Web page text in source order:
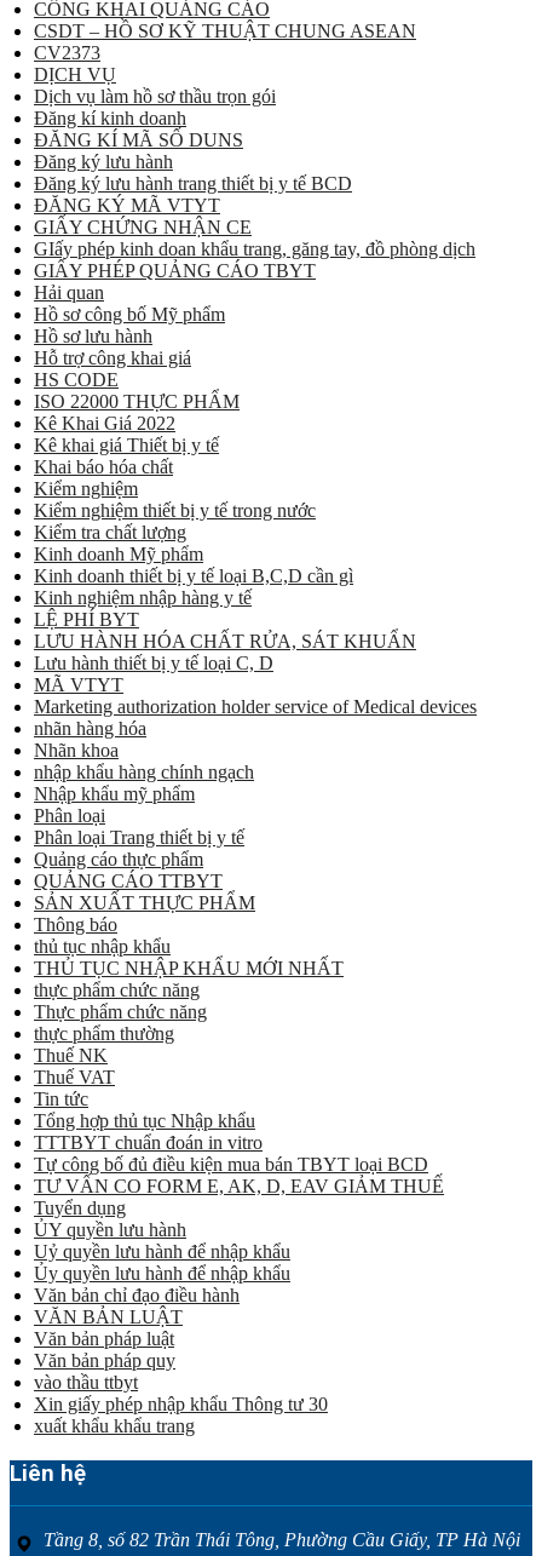
CÔNG KHAI QUẢNG CÁO
CSDT – HỒ SƠ KỸ THUẬT CHUNG ASEAN
CV2373
DỊCH VỤ
Dịch vụ làm hồ sơ thầu trọn gói
Đăng kí kinh doanh
ĐĂNG KÍ MÃ SỐ DUNS
Đăng ký lưu hành
Đăng ký lưu hành trang thiết bị y tế BCD
ĐĂNG KÝ MÃ VTYT
GIẤY CHỨNG NHẬN CE
GIấy phép kinh doan khẩu trang, găng tay, đồ phòng dịch
GIẤY PHÉP QUẢNG CÁO TBYT
Hải quan
Hồ sơ công bố Mỹ phẩm
Hồ sơ lưu hành
Hỗ trợ công khai giá
HS CODE
ISO 22000 THỰC PHẨM
Kê Khai Giá 2022
Kê khai giá Thiết bị y tế
Khai báo hóa chất
Kiểm nghiệm
Kiểm nghiệm thiết bị y tế trong nước
Kiểm tra chất lượng
Kinh doanh Mỹ phẩm
Kinh doanh thiết bị y tế loại B,C,D cần gì
Kinh nghiệm nhập hàng y tế
LỆ PHÍ BYT
LƯU HÀNH HÓA CHẤT RỬA, SÁT KHUẨN
Lưu hành thiết bị y tế loại C, D
MÃ VTYT
Marketing authorization holder service of Medical devices
nhãn hàng hóa
Nhãn khoa
nhập khẩu hàng chính ngạch
Nhập khẩu mỹ phẩm
Phân loại
Phân loại Trang thiết bị y tế
Quảng cáo thực phẩm
QUẢNG CÁO TTBYT
SẢN XUẤT THỰC PHẨM
Thông báo
thủ tục nhập khẩu
THỦ TỤC NHẬP KHẨU MỚI NHẤT
thực phẩm chức năng
Thực phẩm chức năng
thực phẩm thường
Thuế NK
Thuế VAT
Tin tức
Tổng hợp thủ tục Nhập khẩu
TTTBYT chuẩn đoán in vitro
Tự công bố đủ điều kiện mua bán TBYT loại BCD
TƯ VẤN CO FORM E, AK, D, EAV GIẢM THUẾ
Tuyển dụng
ỦY quyền lưu hành
Uỷ quyền lưu hành để nhập khẩu
Ủy quyền lưu hành để nhập khẩu
Văn bản chỉ đạo điều hành
VĂN BẢN LUẬT
Văn bản pháp luật
Văn bản pháp quy
vào thầu ttbyt
Xin giấy phép nhập khẩu Thông tư 30
xuất khẩu khẩu trang
Liên hệ
Tầng 8, số 82 Trần Thái Tông, Phường Cầu Giấy, TP Hà Nội